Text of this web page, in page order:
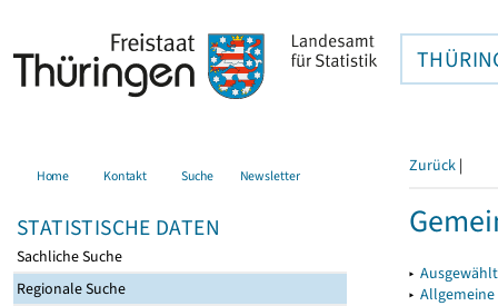
Home Kontakt Suche Newsletter
STATISTISCHE DATEN
Sachliche Suche
Regionale Suche
Zurück |
▸
▸